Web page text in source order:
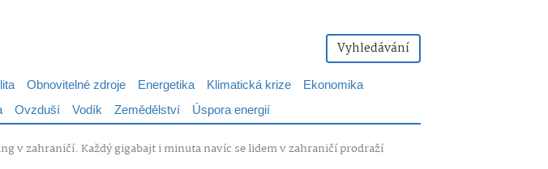
Vyhledávání
Obnovitelné zdroje Energetika Klimatická krize
Ekonomika
Ovzduší Vodík Zemědělství Úspora energií
v zahraničí. Každý gigabajt i minuta navíc se lidem v zahraničí prodraží